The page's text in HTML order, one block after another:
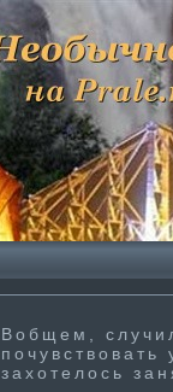
Вобщем,
почувствовать
захотелось